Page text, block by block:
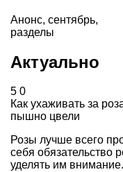
Анонс, сентябрь,
разделы
Актуально
5 0
Как ухаживать за
пышно цвели
Розы лучше всего
себя обязательство
уделять им